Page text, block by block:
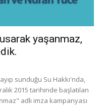
yaşanmaz,
sunduğu Su Hakkı'nda,
2015 tarihinde başlatılan
adlı imza kampanyası